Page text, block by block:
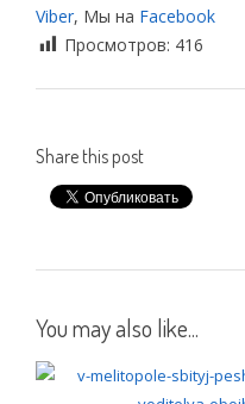
Viber, Мы на Facebook
Просмотров: 416
Share this post
You may also like...